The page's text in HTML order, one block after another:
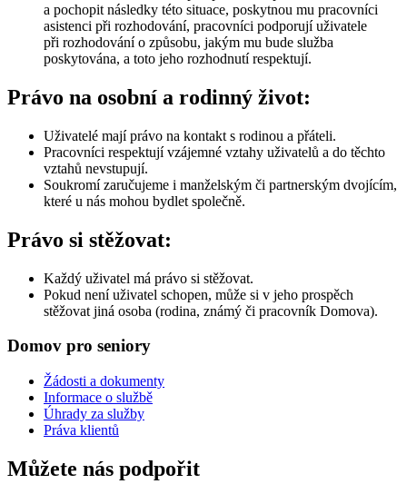
a pochopit následky této situace, poskytnou mu pracovníci
asistenci při rozhodování, pracovníci podporují uživatele
při rozhodování o způsobu, jakým mu bude služba
poskytována, a toto jeho rozhodnutí respektují.
Právo na osobní a rodinný život:
Uživatelé mají právo na kontakt s rodinou a přáteli.
Pracovníci respektují vzájemné vztahy uživatelů a do těchto
vztahů nevstupují.
Soukromí zaručujeme i manželským či partnerským dvojícím,
které u nás mohou bydlet společně.
Právo si stěžovat:
Každý uživatel má právo si stěžovat.
Pokud není uživatel schopen, může si v jeho prospěch
stěžovat jiná osoba (rodina, známý či pracovník Domova).
Domov pro seniory
Žádosti a dokumenty
Informace o službě
Úhrady za služby
Práva klientů
Můžete nás podpořit